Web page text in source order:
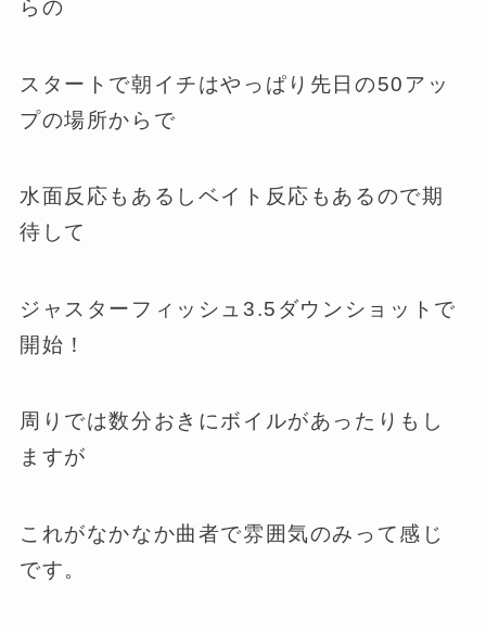
らの
スタートで朝イチはやっぱり先日の50アッ
プの場所からで
水面反応もあるしベイト反応もあるので期
待して
ジャスターフィッシュ3.5ダウンショットで
開始！
周りでは数分おきにボイルがあったりもし
ますが
これがなかなか曲者で雰囲気のみって感じ
です。